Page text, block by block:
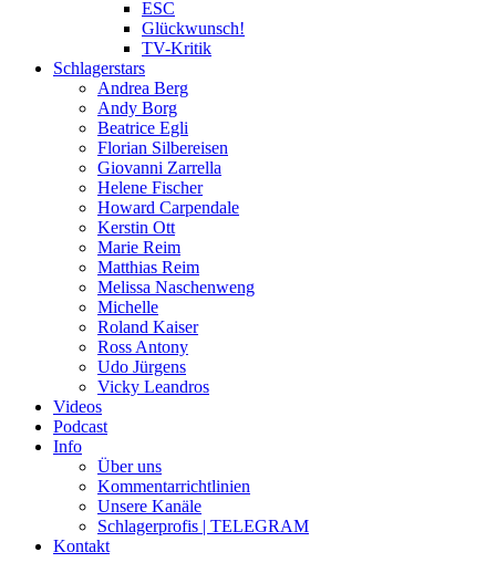
ESC
Glückwunsch!
TV-Kritik
Schlagerstars
Andrea Berg
Andy Borg
Beatrice Egli
Florian Silbereisen
Giovanni Zarrella
Helene Fischer
Howard Carpendale
Kerstin Ott
Marie Reim
Matthias Reim
Melissa Naschenweng
Michelle
Roland Kaiser
Ross Antony
Udo Jürgens
Vicky Leandros
Videos
Podcast
Info
Über uns
Kommentarrichtlinien
Unsere Kanäle
Schlagerprofis | TELEGRAM
Kontakt